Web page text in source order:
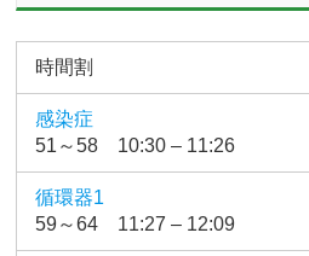
時間割
感染症
51～58 10:30 – 11:26
循環器1
59～64 11:27 – 12:09